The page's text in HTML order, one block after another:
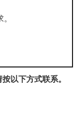
以下方式联系。